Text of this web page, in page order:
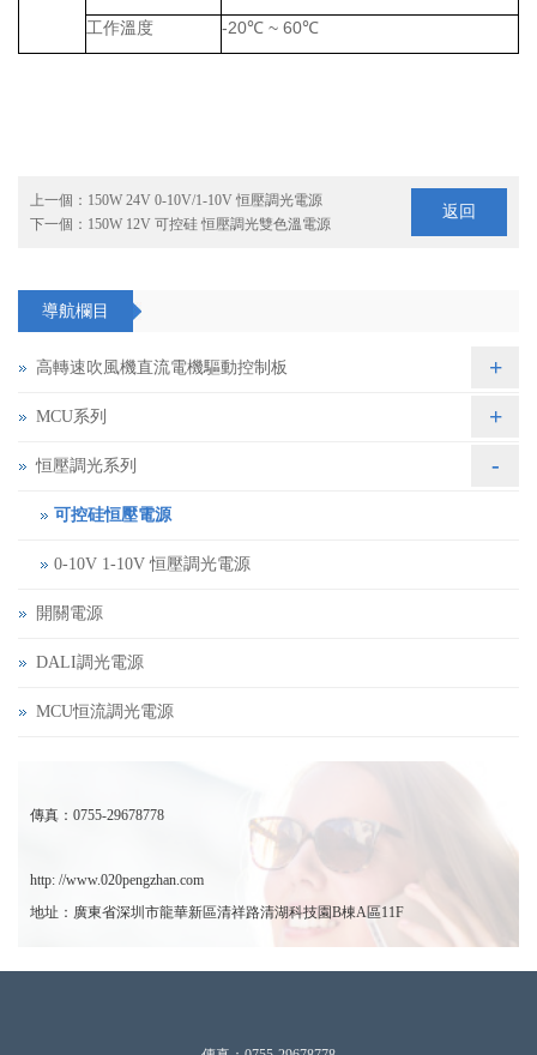
工作溫度
-20℃ ~ 60℃
上一個： 150W 24V 0-10V/1-10V 恒壓調光電源
下一個： 150W 12V 可控硅 恒壓調光雙色溫電源
返回
導航欄目
高轉速吹風機直流電機驅動控制板 +
MCU系列 +
恒壓調光系列 -
可控硅恒壓電源
0-10V 1-10V 恒壓調光電源
開關電源
DALI調光電源
MCU恒流調光電源
傳真：0755-29678778
http: //www.020pengzhan.com
地址：廣東省深圳市龍華新區清祥路清湖科技園B棟A區11F